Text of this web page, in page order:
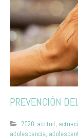
PREVENCIÓN
2020, actitud,
adolescencia,